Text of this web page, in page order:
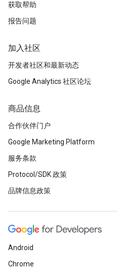
获取帮助
报告问题
加入社区
开发者社区和最新动态
Google Analytics 社区论坛
商品信息
合作伙伴门户
Google Marketing Platform
服务条款
Protocol/SDK 政策
品牌信息政策
Android
Chrome